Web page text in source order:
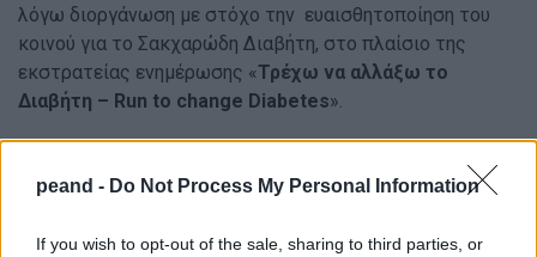
peand - Do Not Process My Personal Information
If you wish to opt-out of the sale, sharing to third parties, or
λόγω διοργάνωση με στόχο την ευαισθητοποίηση του
κοινού για το Σακχαρώδη Διαβήτη, στο πλαίσιο της
εκστρατείας ενημέρωσης «Τρέχω να αλλάξω το
Διαβήτη – Run to change Diabetes».
Οι αποστάσεις που μπορείτε να δηλώσετε συμμετοχή